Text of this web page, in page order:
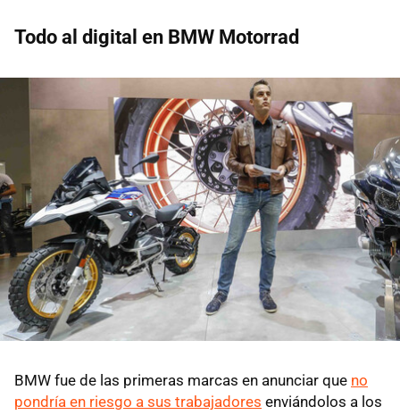
Todo al digital en BMW Motorrad
BMW fue de las primeras marcas en anunciar que no
pondría en riesgo a sus trabajadores enviándolos a los